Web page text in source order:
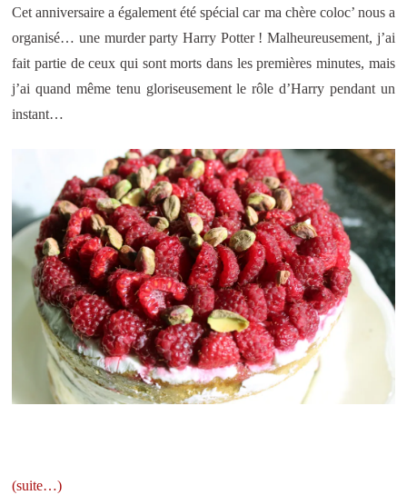
Cet anniversaire a également été spécial car ma chère coloc’ nous a
organisé… une murder party Harry Potter ! Malheureusement, j’ai
fait partie de ceux qui sont morts dans les premières minutes, mais
j’ai quand même tenu gloriseusement le rôle d’Harry pendant un
instant…
(suite…)